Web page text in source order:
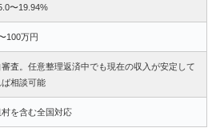
〜19.94%
100万円
査。任意整理返済中でも現在の収入が安定して
ば相談可能
村を含む全国対応